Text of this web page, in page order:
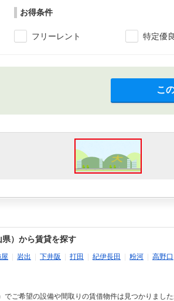
お得条件
フリーレント 特定優
こ
県）から賃貸を探す
岩出 下井阪 打田 紀伊長田 粉河 高野口
でご希望の設備や間取りの賃借物件は見つかりま